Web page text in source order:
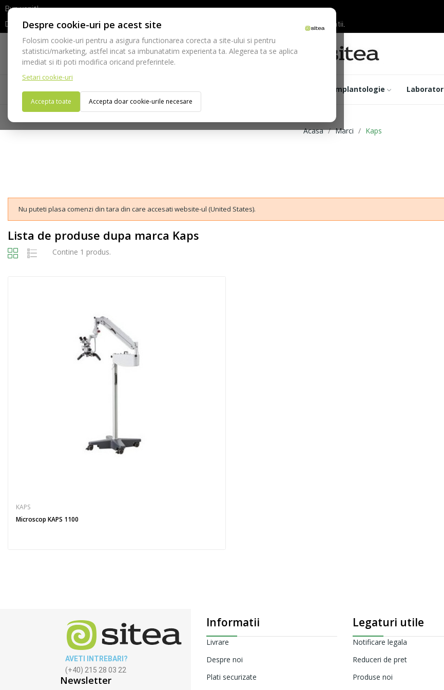
Despre cookie-uri pe acest site
Folosim cookie-uri pentru a asigura functionarea corecta a site-ului si pentru
statistici/marketing, astfel incat sa imbunatatim experienta ta. Alegerea ta se aplica
imediat si iti poti modifica oricand preferintele.
Setari cookie-uri
Accepta toate Accepta doar cookie-urile necesare
Bun venit!
Dupa efectuarea comenzii va rugam sa asteptati confirmarea stocurilor inainte de efectuarea platii.
Telefon:
021-528 03 23
Acasa Consumabile Echipamente Implantologie Laborator
Acasa Marci Kaps
Nu puteti plasa comenzi din tara din care accesati website-ul (United States).
Lista de produse dupa marca Kaps
Contine 1 produs.
KAPS
Microscop KAPS 1100
AVETI INTREBARI?
(+40) 215 28 03 22
Newsletter
Informatii
Livrare
Despre noi
Plati securizate
Legaturi utile
Notificare legala
Reduceri de pret
Produse noi